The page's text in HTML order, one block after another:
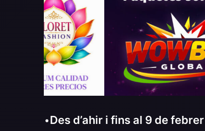
•Des d’ahir i fins al 9 de